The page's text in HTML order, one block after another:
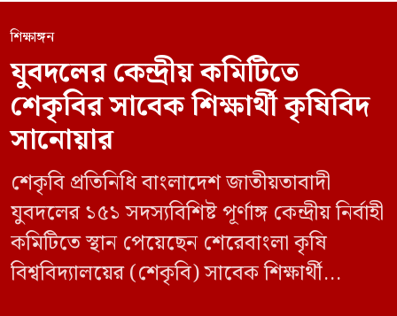
শিক্ষাঙ্গন
যুবদলের কেন্দ্রীয় কমিটিতে
শেকৃবির সাবেক শিক্ষার্থী কৃষিবিদ
সানোয়ার
শেকৃবি প্রতিনিধি বাংলাদেশ জাতীয়তাবাদী
যুবদলের ১৫১ সদস্যবিশিষ্ট পূর্ণাঙ্গ কেন্দ্রীয় নির্বাহী
কমিটিতে স্থান পেয়েছেন শেরেবাংলা কৃষি
বিশ্ববিদ্যালয়ের (শেকৃবি) সাবেক শিক্ষার্থী